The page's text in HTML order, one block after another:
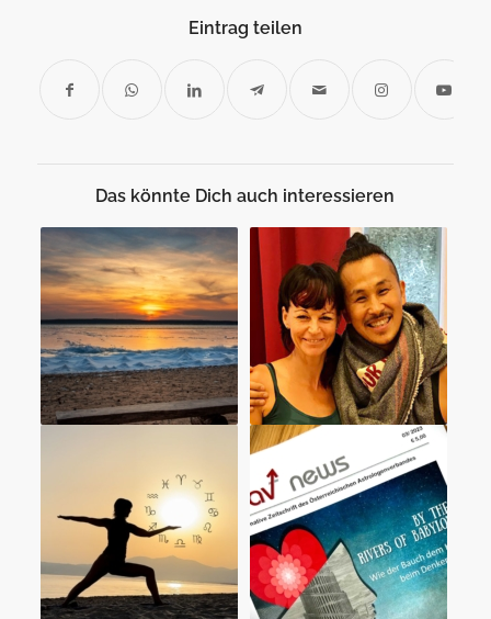
Eintrag teilen
Das könnte Dich auch interessieren